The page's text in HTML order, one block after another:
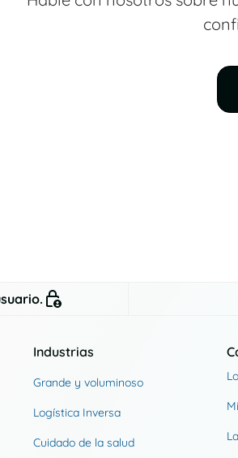
Industrias
Grande y voluminoso
Logística Inversa
Cuidado de la salud